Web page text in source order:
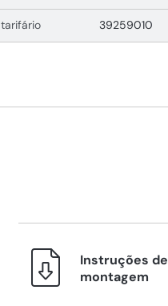
39259010
Instruções de
montagem